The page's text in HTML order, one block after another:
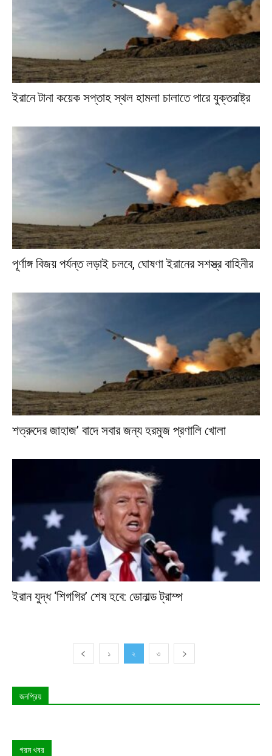
ইরানে টানা কয়েক সপ্তাহ স্থল হামলা চালাতে পারে যুক্তরাষ্ট্র
পূর্ণাঙ্গ বিজয় পর্যন্ত লড়াই চলবে, ঘোষণা ইরানের সশস্ত্র বাহিনীর
শত্রুদের জাহাজ’ বাদে সবার জন্য হরমুজ প্রণালি খোলা
ইরান যুদ্ধ ‘শিগগির’ শেষ হবে: ডোনাল্ড ট্রাম্প
১ ২ ৩
জনপ্রিয়
গরম খবর